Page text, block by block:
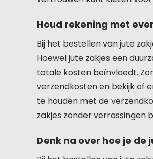
Houd rekening met
Bij het bestellen van jute
Hoewel jute zakjes een
totale kosten beïnvloedt.
verzendkosten en bekijk of
te houden met de
zakjes zonder verrassingen
Denk na over hoe je